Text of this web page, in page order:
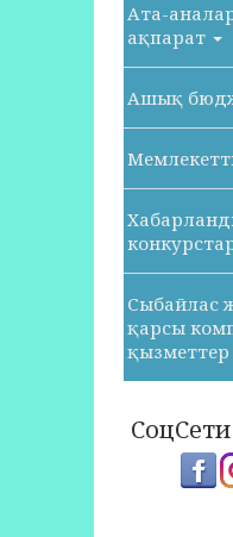
Ата-
ақпарат
Ашық
Сыбайлас
қарсы
СоцСети